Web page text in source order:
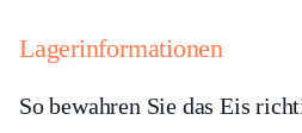
Lagerinformationen
So bewahren Sie das Eis